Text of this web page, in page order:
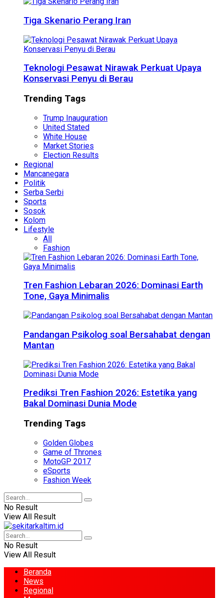
Tiga Skenario Perang Iran
Teknologi Pesawat Nirawak Perkuat Upaya
Konservasi Penyu di Berau
Trending Tags
Trump Inauguration
United Stated
White House
Market Stories
Election Results
Regional
Mancanegara
Politik
Serba Serbi
Sports
Sosok
Kolom
Lifestyle
All
Fashion
Tren Fashion Lebaran 2026: Dominasi Earth
Tone, Gaya Minimalis
Pandangan Psikolog soal Bersahabat dengan
Mantan
Prediksi Tren Fashion 2026: Estetika yang
Bakal Dominasi Dunia Mode
Trending Tags
Golden Globes
Game of Thrones
MotoGP 2017
eSports
Fashion Week
No Result
View All Result
No Result
View All Result
Beranda
News
Regional